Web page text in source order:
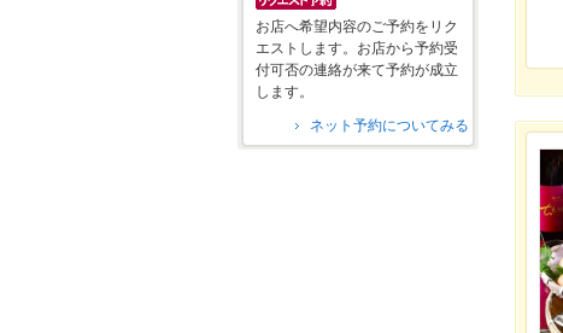
お店へ希望内容のご予約をリク
エストします。お店から予約受
付可否の連絡が来て予約が成立
します。
ネット予約についてみる